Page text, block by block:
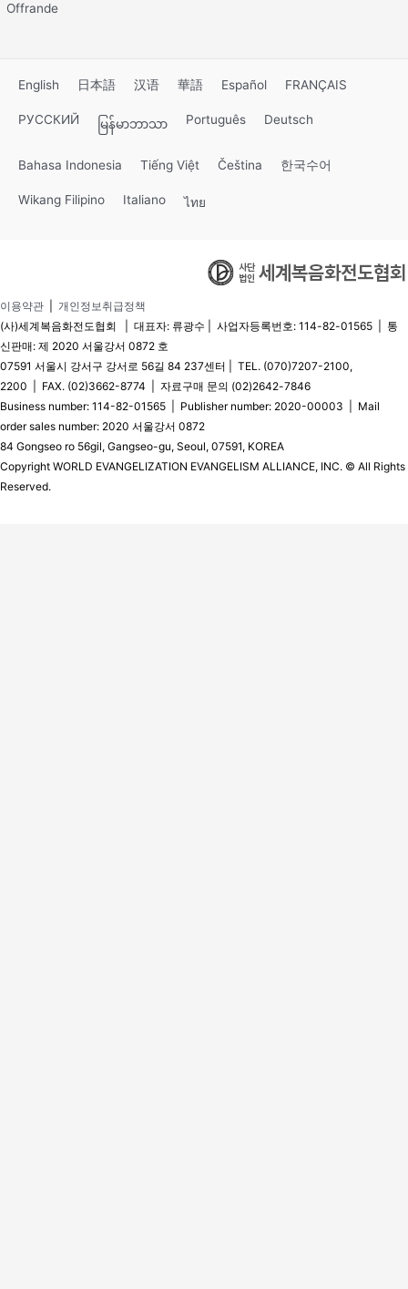
Offrande
English 日本語 汉语 華語 Español FRANÇAIS
РУССКИЙ မြန်မာဘာသာ Português Deutsch
Bahasa Indonesia Tiếng Việt Čeština 한국수어
Wikang Filipino Italiano ไทย
이용약관
개인정보취급정책
(사)세계복음화전도협회 | 대표자: 류광수 | 사업자등록번호: 114-82-01565 | 통
신판매: 제 2020 서울강서 0872 호
07591 서울시 강서구 강서로 56길 84 237센터 | TEL. (070)7207-2100,
2200 | FAX. (02)3662-8774 | 자료구매 문의 (02)2642-7846
Business number: 114-82-01565 | Publisher number: 2020-00003 | Mail
order sales number: 2020 서울강서 0872
84 Gongseo ro 56gil, Gangseo-gu, Seoul, 07591, KOREA
Copyright WORLD EVANGELIZATION EVANGELISM ALLIANCE, INC. © All Rights
Reserved.